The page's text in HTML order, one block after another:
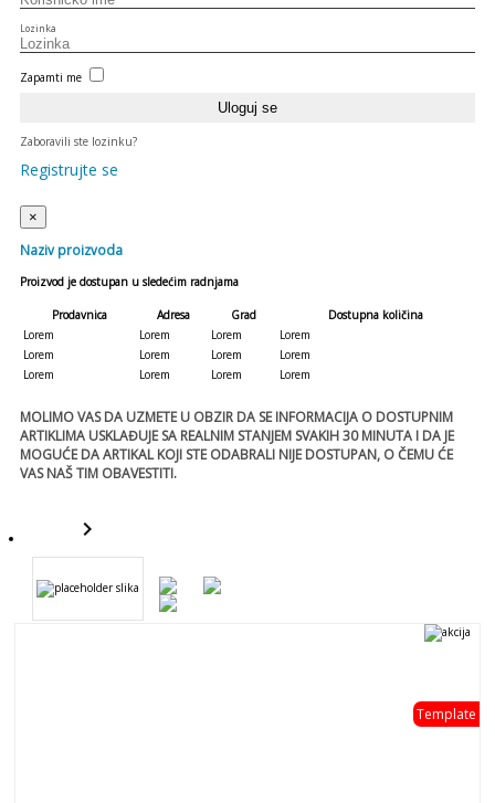
Lozinka
Zapamti me
Zaboravili ste lozinku?
Registrujte se
×
Naziv proizvoda
Proizvod je dostupan u sledećim radnjama
Prodavnica Adresa Grad
Dostupna količina
Lorem
Lorem Lorem
Lorem
Lorem
Lorem Lorem
Lorem
Lorem
Lorem Lorem Lorem
MOLIMO VAS DA UZMETE U OBZIR DA SE INFORMACIJA O DOSTUPNIM
ARTIKLIMA USKLAĐUJE SA REALNIM STANJEM SVAKIH 30 MINUTA I DA JE
MOGUĆE DA ARTIKAL KOJI STE ODABRALI NIJE DOSTUPAN, O ČEMU ĆE
VAS NAŠ TIM OBAVESTITI.
keyboard_arrow_right
- 0 %
template
Template